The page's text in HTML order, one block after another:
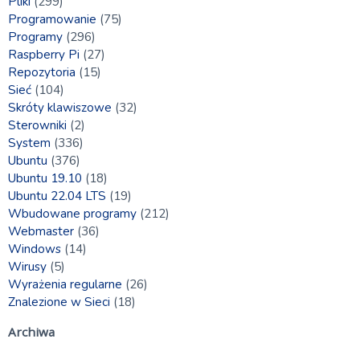
Programowanie (75)
Programy (296)
Raspberry Pi (27)
Repozytoria (15)
Sieć (104)
Skróty klawiszowe (32)
Sterowniki (2)
System (336)
Ubuntu (376)
Ubuntu 19.10 (18)
Ubuntu 22.04 LTS (19)
Wbudowane programy (212)
Webmaster (36)
Windows (14)
Wirusy (5)
Wyrażenia regularne (26)
Znalezione w Sieci (18)
Archiwa